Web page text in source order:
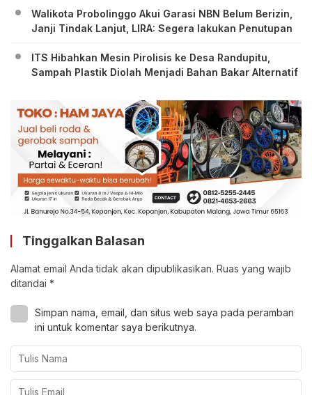
Walikota Probolinggo Akui Garasi NBN Belum Berizin,
Janji Tindak Lanjut, LIRA: Segera lakukan Penutupan
ITS Hibahkan Mesin Pirolisis ke Desa Randupitu,
Sampah Plastik Diolah Menjadi Bahan Bakar Alternatif
Tinggalkan Balasan
Alamat email Anda tidak akan dipublikasikan. Ruas yang wajib
ditandai *
Simpan nama, email, dan situs web saya pada peramban
ini untuk komentar saya berikutnya.